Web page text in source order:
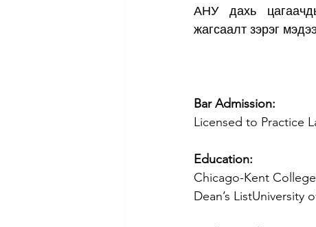
АНУ дахь
жагсаалт зэрэг
Bar Admission:
Licensed to Practice
Education:
Chicago-Kent
Dean’s ListUniversity